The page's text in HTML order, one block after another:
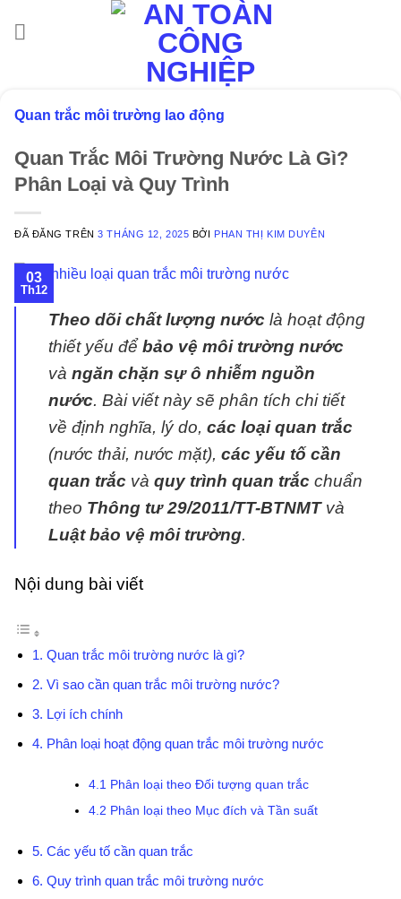
Quan trắc môi trường lao động
Quan Trắc Môi Trường Nước Là Gì?
Phân Loại và Quy Trình
ĐÃ ĐĂNG TRÊN3 THÁNG 12, 2025 BỞI PHAN THỊ KIM DUYÊN
03
Th12
Theo dõi chất lượng nước là hoạt động
thiết yếu để bảo vệ môi trường nước
và ngăn chặn sự ô nhiễm nguồn
nước. Bài viết này sẽ phân tích chi tiết
về định nghĩa, lý do, các loại quan trắc
(nước thải, nước mặt), các yếu tố cần
quan trắc và quy trình quan trắc chuẩn
theo Thông tư 29/2011/TT-BTNMTvà
Luật bảo vệ môi trường.
Nội dung bài viết
1. Quan trắc môi trường nước là gì?
2. Vì sao cần quan trắc môi trường nước?
3. Lợi ích chính
4. Phân loại hoạt động quan trắc môi trường nước
4.1 Phân loại theo Đối tượng quan trắc
4.2 Phân loại theo Mục đích và Tần suất
5. Các yếu tố cần quan trắc
6. Quy trình quan trắc môi trường nước